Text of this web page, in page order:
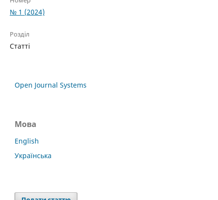
№ 1 (2024)
Розділ
Статті
Open Journal Systems
Мова
English
Українська